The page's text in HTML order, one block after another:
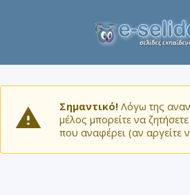
Σημαντικό! Λόγω της
μέλος μπορείτε να ζητήσετε
που αναφέρει (αν αργείτε